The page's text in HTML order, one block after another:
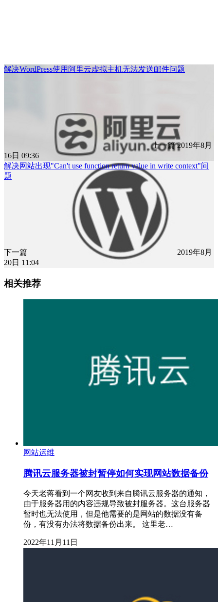
解决WordPress使用阿里云虚拟主机无法发送邮件问题
上一篇 2019年8月
16日 09:36
解决网站出现"Can't use function return value in write context"问
题
下一篇
2019年8月
20日 11:04
相关推荐
网站运维
腾讯云服务器被封暂停如何实现网站数据备份
今天老蒋看到一个网友收到来自腾讯云服务器的通知，
由于服务器用的内容违规导致被封服务器。这台服务器
暂时也无法使用，但是他需要的是网站的数据没有备
份，有没有办法将数据备份出来。 这里老…
2022年11月11日